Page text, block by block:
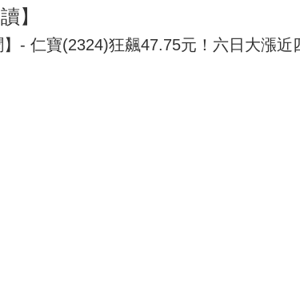
】
】- 仁寶(2324)狂飆47.75元！六日大漲